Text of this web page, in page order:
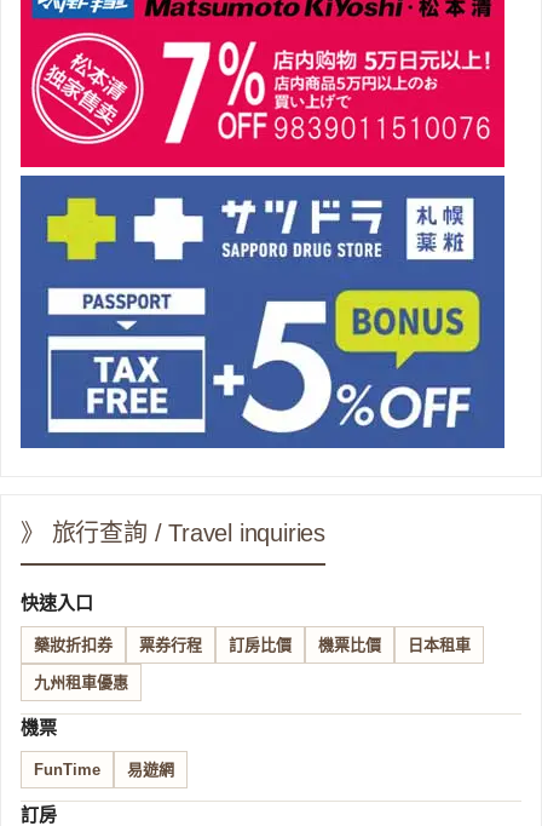
》 旅行查詢 / Travel inquiries
快速入口
藥妝折扣券 票券行程 訂房比價 機票比價 日本租車
九州租車優惠
機票
FunTime 易遊網
訂房